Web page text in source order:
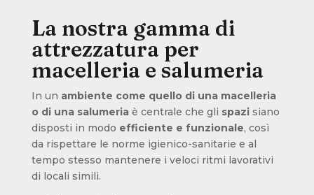
La nostra gamma di
attrezzatura per
macelleria e salumeria
In un ambiente come quello di una macelleria
o di una salumeriaè centrale che gli spazisiano
disposti in modo efficiente e funzionale, così
da rispettare le norme igienico-sanitarie e al
tempo stesso mantenere i veloci ritmi lavorativi
di locali simili.